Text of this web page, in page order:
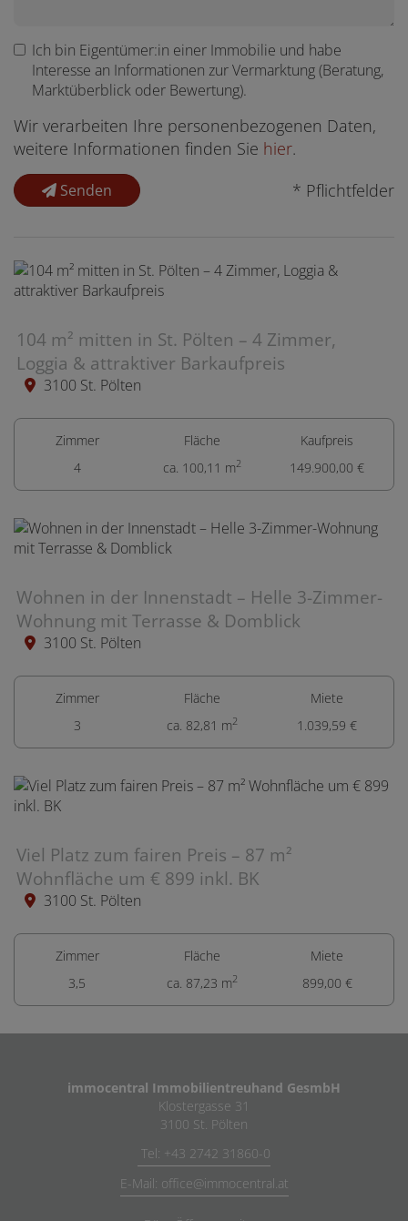
Ich bin Eigentümer:in einer Immobilie und habe
Interesse an Informationen zur Vermarktung (Beratung,
Marktüberblick oder Bewertung).
Wir verarbeiten Ihre personenbezogenen Daten,
weitere Informationen finden Sie hier.
Senden * Pflichtfelder
104 m² mitten in St. Pölten – 4 Zimmer,
Loggia & attraktiver Barkaufpreis
3100 St. Pölten
Zimmer
4
Fläche
ca. 100,11 m2
Kaufpreis
149.900,00 €
Wohnen in der Innenstadt – Helle 3-Zimmer-
Wohnung mit Terrasse & Domblick
3100 St. Pölten
Zimmer
3
Fläche
ca. 82,81 m2
Miete
1.039,59 €
Viel Platz zum fairen Preis – 87 m²
Wohnfläche um € 899 inkl. BK
3100 St. Pölten
Zimmer
3,5
Fläche
ca. 87,23 m2
Miete
899,00 €
immocentral Immobilientreuhand GesmbH
Klostergasse 31
3100 St. Pölten
Tel: +43 2742 31860-0
E-Mail: office@immocentral.at